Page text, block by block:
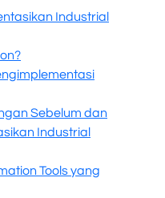
Industrial
Sebelum dan
Industrial
Tools yang